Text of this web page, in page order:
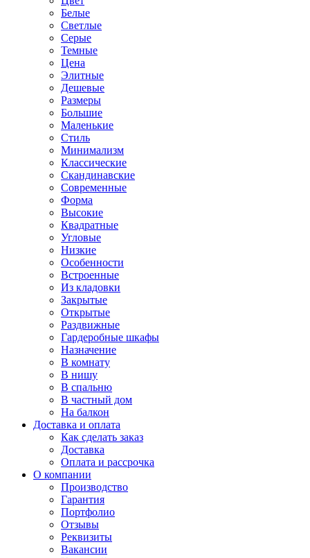
Белые
Светлые
Серые
Темные
Цена
Элитные
Дешевые
Размеры
Большие
Маленькие
Стиль
Минимализм
Классические
Скандинавские
Современные
Форма
Высокие
Квадратные
Угловые
Низкие
Особенности
Встроенные
Из кладовки
Закрытые
Открытые
Раздвижные
Гардеробные шкафы
Назначение
В комнату
В нишу
В спальню
В частный дом
На балкон
Доставка и оплата
Как сделать заказ
Доставка
Оплата и рассрочка
О компании
Производство
Гарантия
Портфолио
Отзывы
Реквизиты
Вакансии